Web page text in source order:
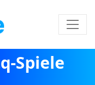
Spiele